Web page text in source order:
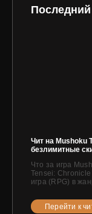
Последний
Чит на Mushoku
безлимитные
Что за игра
Tensei:
игра (RPG) в
Перейти к